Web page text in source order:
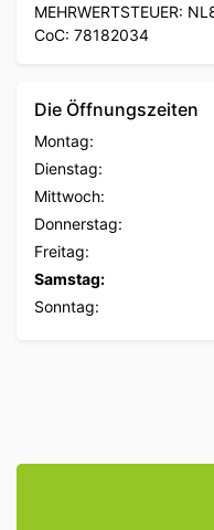
MEHRWERTSTEUER:
CoC: 78182034
Die Öffnungszeiten
Montag:
Dienstag:
Mittwoch:
Donnerstag:
Freitag:
Samstag:
Sonntag: